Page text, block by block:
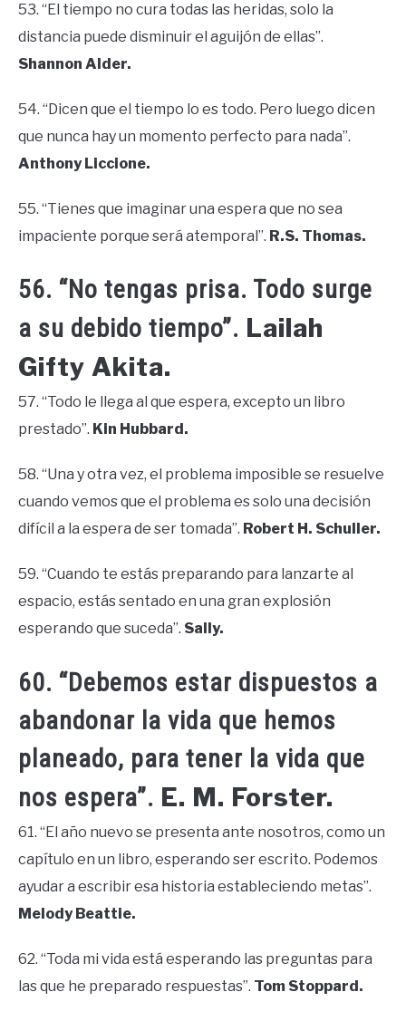
53. “El tiempo no cura todas las heridas, solo la
distancia puede disminuir el aguijón de ellas”.
Shannon Alder.
54. “Dicen que el tiempo lo es todo. Pero luego dicen
que nunca hay un momento perfecto para nada”.
Anthony Liccione.
55. “Tienes que imaginar una espera que no sea
impaciente porque será atemporal”. R.S. Thomas.
56. “No tengas prisa. Todo surge
a su debido tiempo”. Lailah
Gifty Akita.
57. “Todo le llega al que espera, excepto un libro
prestado”. Kin Hubbard.
58. “Una y otra vez, el problema imposible se resuelve
cuando vemos que el problema es solo una decisión
difícil a la espera de ser tomada”. Robert H. Schuller.
59. “Cuando te estás preparando para lanzarte al
espacio, estás sentado en una gran explosión
esperando que suceda”. Sally.
60. “Debemos estar dispuestos a
abandonar la vida que hemos
planeado, para tener la vida que
nos espera”. E. M. Forster.
61. “El año nuevo se presenta ante nosotros, como un
capítulo en un libro, esperando ser escrito. Podemos
ayudar a escribir esa historia estableciendo metas”.
Melody Beattie.
62. “Toda mi vida está esperando las preguntas para
las que he preparado respuestas”. Tom Stoppard.